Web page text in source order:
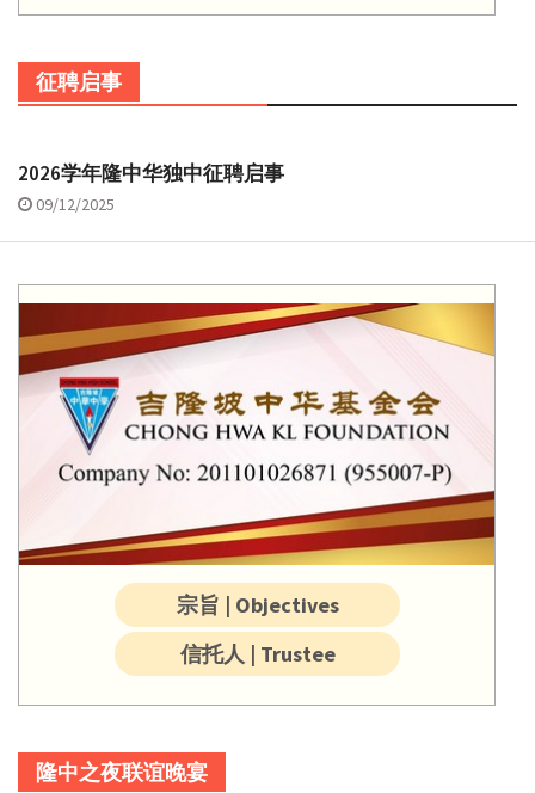
征聘启事
2026学年隆中华独中征聘启事
09/12/2025
宗旨 | Objectives
信托人 | Trustee
隆中之夜联谊晚宴